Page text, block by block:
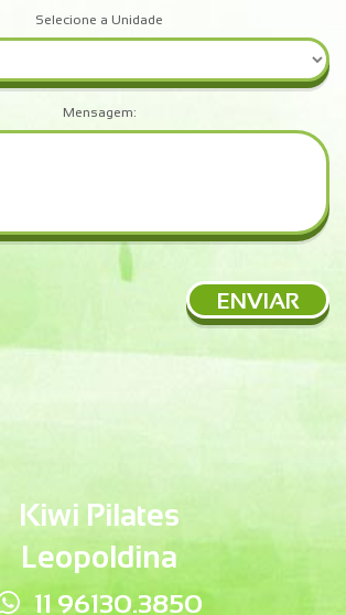
Selecione a Unidade
Mensagem:
ENVIAR
Kiwi Pilates
Leopoldina
11 96130.3850